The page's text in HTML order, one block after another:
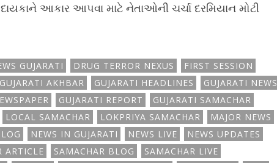
આકાર આપવા માટે નેતાઓની ચર્ચા દરમિયાન મોટી
GUJARATI DRUG TERROR NEXUS
FIRST SESSION
GUJARATI AKHBAR GUJARATI HEADLINES
GUJARATI NEWS
GUJARATI REPORT
GUJARATI SAMACHAR
LOCAL SAMACHAR LOKPRIYA SAMACHAR
MAJOR NEWS
NEWS IN GUJARATI NEWS LIVE
NEWS UPDATES
ARTICLE SAMACHAR BLOG
SAMACHAR LIVE